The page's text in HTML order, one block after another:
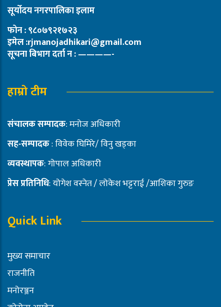
सूर्योदय नगरपालिका इलाम
फोन : ९८०७९२१७२३
इमेल :rjmanojadhikari@gmail.com
सूचना बिभाग दर्ता न : ————-
हाम्रो टीम
संचालक सम्पादक: मनोज अधिकारी
सह-सम्पादक: विवेक घिमिरे/ विनु खड्का
व्यवस्थापक: गोपाल अधिकारी
प्रेस प्रतिनिधि: योगेश वस्नेत / लोकेश भट्टराई /आशिका गुरुङ
Quick Link
मुख्य समाचार
राजनीति
मनोरञ्जन